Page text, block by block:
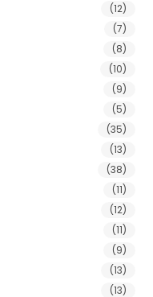
(12)
(7)
(8)
(10)
(9)
(5)
(35)
(13)
(38)
(11)
(12)
(11)
(9)
(13)
(13)